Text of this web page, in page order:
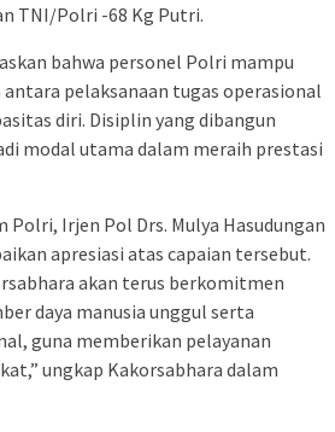
TNI/Polri -68 Kg Putri.
bahwa personel Polri mampu
pelaksanaan tugas operasional
diri. Disiplin yang dibangun
modal utama dalam meraih prestasi
Polri, Irjen Pol Drs. Mulya Hasudungan
apresiasi atas capaian tersebut.
akan terus berkomitmen
daya manusia unggul serta
guna memberikan pelayanan
ungkap Kakorsabhara dalam